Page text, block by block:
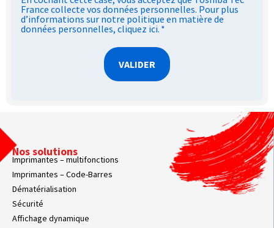
France collecte vos données personnelles. Pour plus
d’informations sur notre politique en matière de
données personnelles, cliquez ici. *
Nos solutions
Imprimantes – multifonctions
Imprimantes – Code-Barres
Dématérialisation
Sécurité
Affichage dynamique